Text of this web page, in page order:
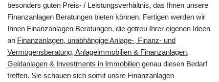
besonders guten Preis- / Leistungsverhältnis, das Ihnen unsere
Finanzanlagen Beratungen bieten können. Fertigen werden wir
Ihnen Finanzanlagen Beratungen, die getreu Ihrer eigenen Ideen
an Finanzanlagen, unabhängige Anlage-, Finanz- und
Vermögensberatung, Anlageimmobilien & Finanzanlagen,
Geldanlagen & Investments in Immobilien genau diesen Bedarf
treffen. Sie schauen sich somit unsre Finanzanlagen